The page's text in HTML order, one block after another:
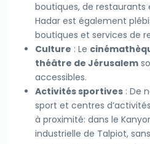
boutiques, de restaurants
Hadar est également
boutiques et services de
Culture : Le
théâtre de Jérusalem
accessibles.
Activités sportives : De
sport et centres
à proximité: dans le
industrielle de Talpiot,